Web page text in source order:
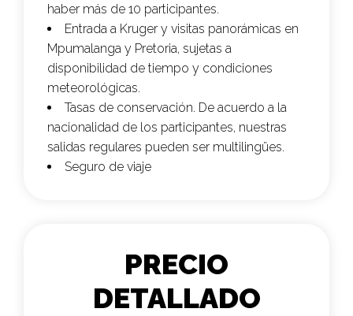
haber más de 10 participantes.
Entrada a Kruger y visitas panorámicas en
Mpumalanga y Pretoria, sujetas a
disponibilidad de tiempo y condiciones
meteorológicas.
Tasas de conservación. De acuerdo a la
nacionalidad de los participantes, nuestras
salidas regulares pueden ser multilingües.
Seguro de viaje
PRECIO
DETALLADO